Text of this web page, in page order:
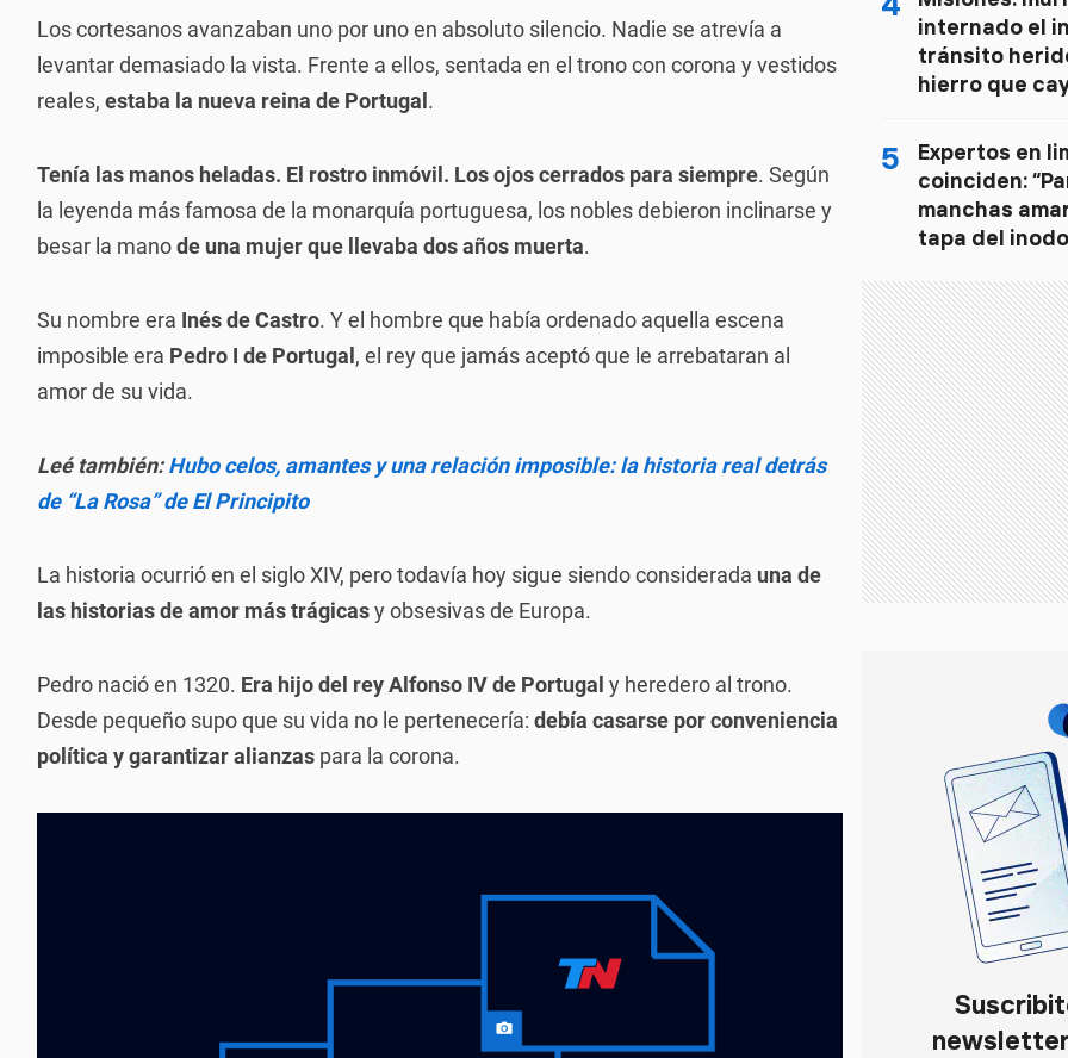
Los cortesanos avanzaban uno por uno en absoluto silencio. Nadie se atrevía a
levantar demasiado la vista. Frente a ellos, sentada en el trono con corona y vestidos
reales, estaba la nueva reina de Portugal .
Tenía las manos heladas. El rostro inmóvil. Los ojos cerrados para siempre. Según
la leyenda más famosa de la monarquía portuguesa, los nobles debieron inclinarse y
besar la manode una mujer que llevaba dos años muerta.
Su nombre era Inés de Castro. Y el hombre que había ordenado aquella escena
imposible era Pedro I de Portugal , el rey que jamás aceptó que le arrebataran al
amor de su vida.
Leé también:Hubo celos, amantes y una relación imposible: la historia real detrás
de “La Rosa” de El Principito
La historia ocurrió en el siglo XIV, pero todavía hoy sigue siendo considerada una de
las historias de amor más trágicasy obsesivas de Europa.
Pedro nació en 1320. Era hijo del rey Alfonso IV de Portugal y heredero al trono.
Desde pequeño supo que su vida no le pertenecería: debía casarse por conveniencia
política y garantizar alianzas para la corona.
internado el
tránsito
hierro que
5
Expertos en
coinciden:
manchas
tapa del